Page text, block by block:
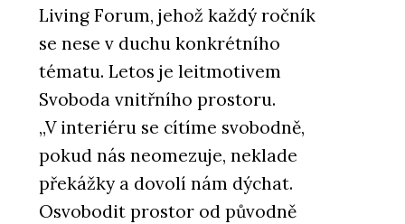
Living Forum, jehož každý ročník
se nese v duchu konkrétního
tématu. Letos je leitmotivem
Svoboda vnitřního prostoru.
„V interiéru se cítíme svobodně,
pokud nás neomezuje, neklade
překážky a dovolí nám dýchat.
Osvobodit prostor od původně